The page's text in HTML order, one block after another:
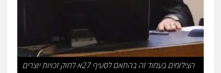
פלילי צווארון לבן
0506217771
הצילומים בעמוד זה בהתאם לסעיף 27א לחוק זכויות יוצרים